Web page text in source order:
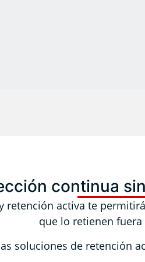
continua
retención activa te
que lo retienen
soluciones de retención